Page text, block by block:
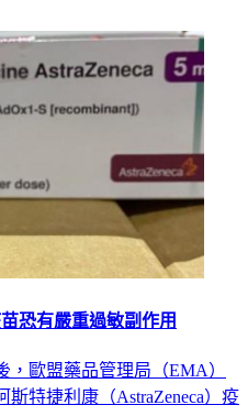
恐有嚴重過敏副作用
歐盟藥品管理局（EMA）
特捷利康（AstraZeneca）疫